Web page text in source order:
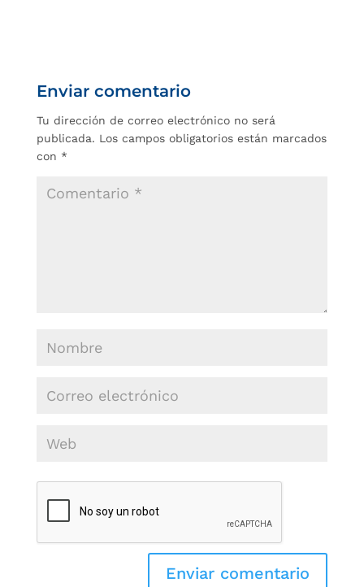
Enviar comentario
Tu dirección de correo electrónico no será
publicada. Los campos obligatorios están marcados
con *